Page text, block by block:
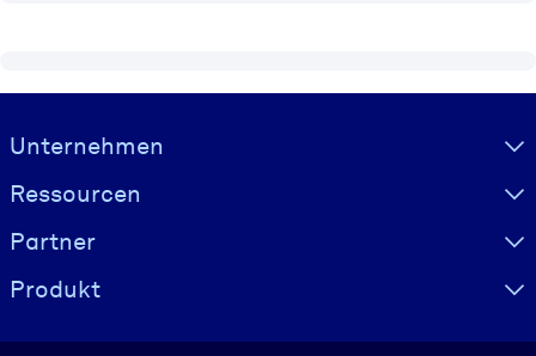
Visually hidden Text
Unternehmen
Ressourcen
Partner
Produkt